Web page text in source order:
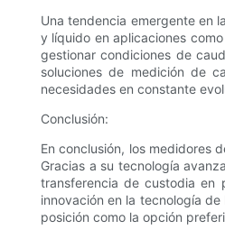
Una tendencia emergente en
y líquido en aplicaciones
gestionar condiciones de
soluciones de medición de
necesidades en constante
Conclusión:
En conclusión, los medidores
Gracias a su tecnología
transferencia de custodia en
innovación en la tecnología
posición como la opción